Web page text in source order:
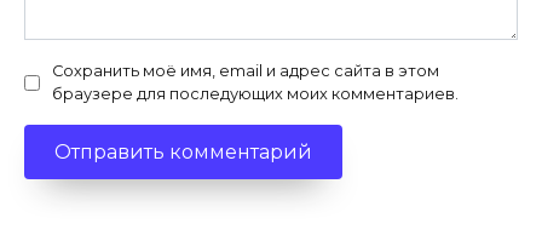
Сохранить моё имя, email и адрес сайта в этом
браузере для последующих моих комментариев.